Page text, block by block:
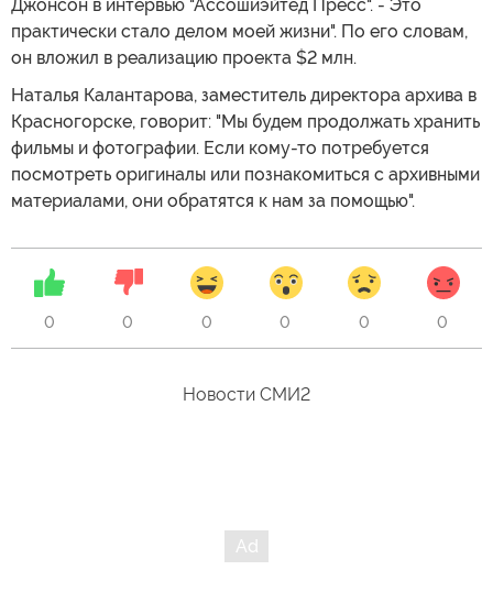
Джонсон в интервью "Ассошиэйтед Пресс". - Это
практически стало делом моей жизни". По его словам,
он вложил в реализацию проекта $2 млн.
Наталья Калантарова, заместитель директора архива в
Красногорске, говорит: "Мы будем продолжать хранить
фильмы и фотографии. Если кому-то потребуется
посмотреть оригиналы или познакомиться с архивными
материалами, они обратятся к нам за помощью".
0 0 0 0 0 0
Новости СМИ2